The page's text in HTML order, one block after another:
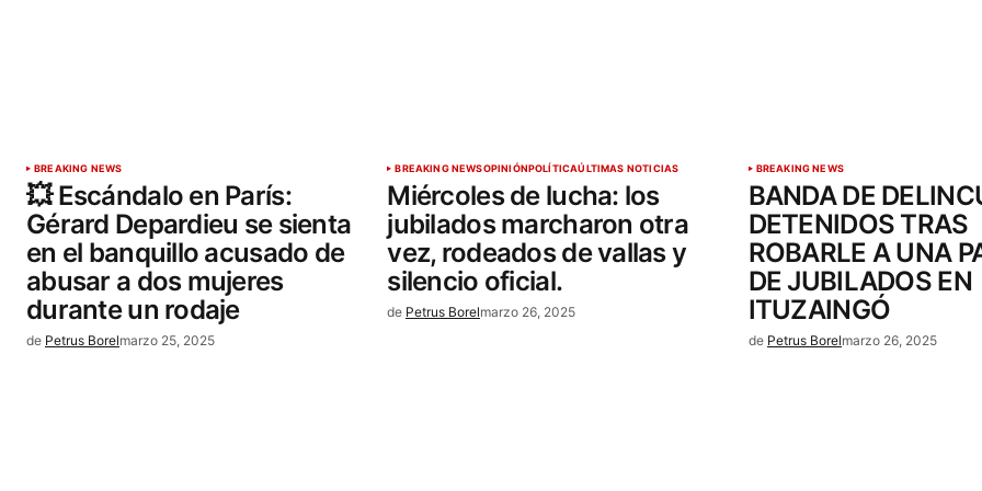
BREAKING NEWS
💥 Escándalo en París:
Gérard Depardieu se sienta
en el banquillo acusado de
abusar a dos mujeres
durante un rodaje
de Petrus Borelmarzo 25, 2025
BREAKING NEWSOPINIÓNPOLÍTICAÚLTIMAS NOTICIAS
Miércoles de lucha: los
jubilados marcharon otra
vez, rodeados de vallas y
silencio oficial.
de Petrus Borelmarzo 26, 2025
BREAKING NEWS
BANDA DE
DETENIDOS TRAS
ROBARLE A UNA
DE JUBILADOS EN
ITUZAINGÓ
de Petrus Borelmarzo 26, 2025